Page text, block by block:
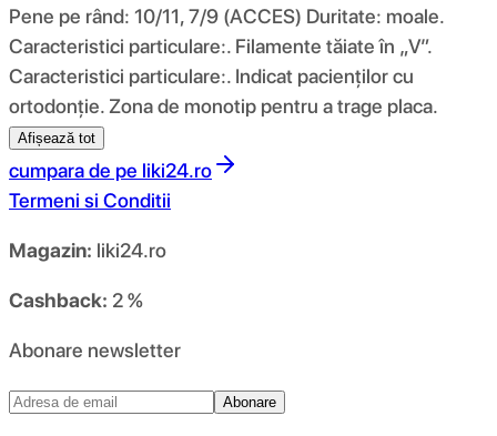
Pene pe rând: 10/11, 7/9 (ACCES) Duritate: moale.
Caracteristici particulare:. Filamente tăiate în „V”.
Caracteristici particulare:. Indicat pacienților cu
ortodonție. Zona de monotip pentru a trage placa.
Afișează tot
cumpara de pe liki24.ro
Termeni si Conditii
Magazin: liki24.ro
Cashback: 2 %
Abonare newsletter
Abonare